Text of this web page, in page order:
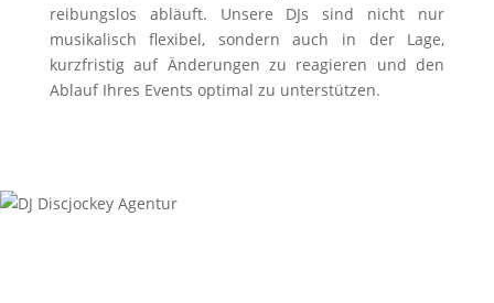
reibungslos abläuft. Unsere DJs sind nicht nur
musikalisch flexibel, sondern auch in der Lage,
kurzfristig auf Änderungen zu reagieren und den
Ablauf Ihres Events optimal zu unterstützen.